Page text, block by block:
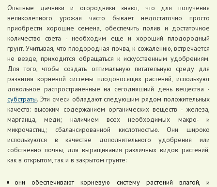
Опытные дачники и огородники знают, что для получения
великолепного урожая часто бывает недостаточно просто
приобрести хорошие семена, обеспечить полив и достаточное
количество света - необходим еще и хороший плодородный
грунт. Учитывая, что плодородная почва, к сожалению, встречается
не везде, приходится обращаться к искусственным удобрениям.
Для того, чтобы создать оптимальную питательную среду для
развития корневой системы плодоносящих растений, используют
довольное распространенные на сегодняшний день вещества -
субстраты. Эти смеси обладают следующим рядом положительных
качеств: высоким содержанием органических веществ - железа,
марганца, меди; наличием всех необходимых макро- и
микрочастиц; сбалансированной кислотностью. Они широко
используются в качестве дополнительного удобрения или
собственно почвы, для выращивания различных видов растений,
как в открытом, так и в закрытом грунте:
они обеспечивают корневую систему растений влагой, и